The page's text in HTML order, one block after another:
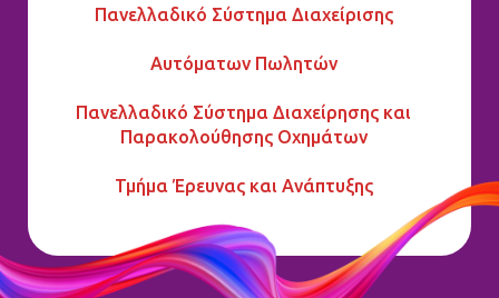
Πανελλαδικό Σύστημα Διαχείρισης
Αυτόματων Πωλητών
Πανελλαδικό Σύστημα Διαχείρησης και
Παρακολούθησης Οχημάτων
Τμήμα Έρευνας και Ανάπτυξης